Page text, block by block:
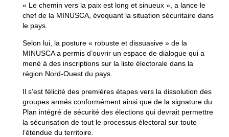
« Le chemin vers la paix est long et sinueux », a lance le
chef de la MINUSCA, évoquant la situation sécuritaire dans
le pays.
Selon lui, la posture « robuste et dissuasive » de la
MINUSCA a permis d’ouvrir un espace de dialogue qui a
mené à des inscriptions sur la liste électorale dans la
région Nord-Ouest du pays.
Il s’est félicité des premières étapes vers la dissolution des
groupes armés conformément ainsi que de la signature du
Plan intégré de sécurité des élections qui devrait permettre
la sécurisation de tout le processus électoral sur toute
l’étendue du territoire.